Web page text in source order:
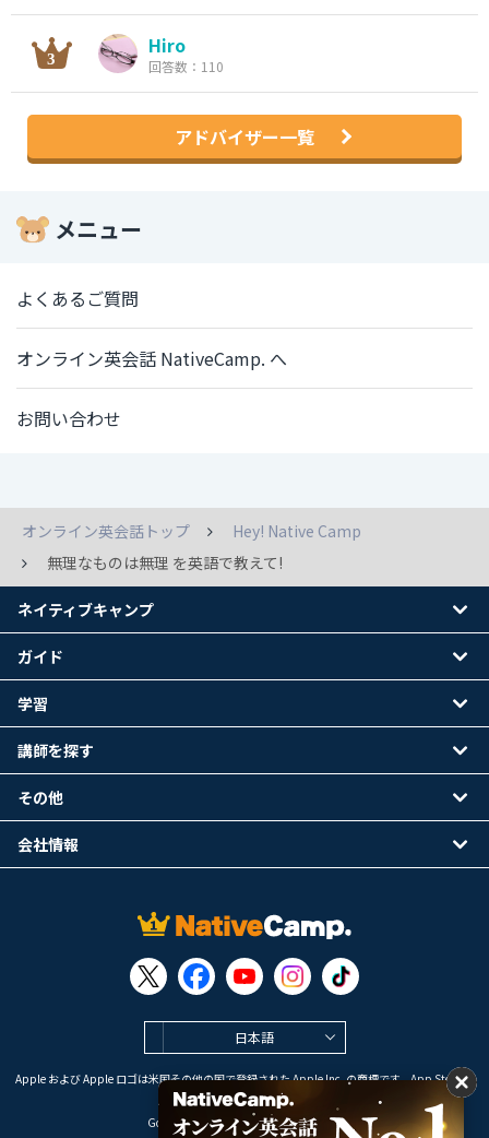
Hiro
回答数：110
アドバイザー一覧
メニュー
よくあるご質問
オンライン英会話 NativeCamp. へ
お問い合わせ
オンライン英会話トップ
Hey! Native Camp
無理なものは無理 を英語で教えて!
日本語
Apple および Apple ロゴは米国その他の国で登録された Apple Inc. の商標です。App Store は
Apple Inc. のサービスマークです。
Google Play は Google LLC の商標です。
ネイティブキャンプ
ガイド
学習
講師を探す
その他
会社情報